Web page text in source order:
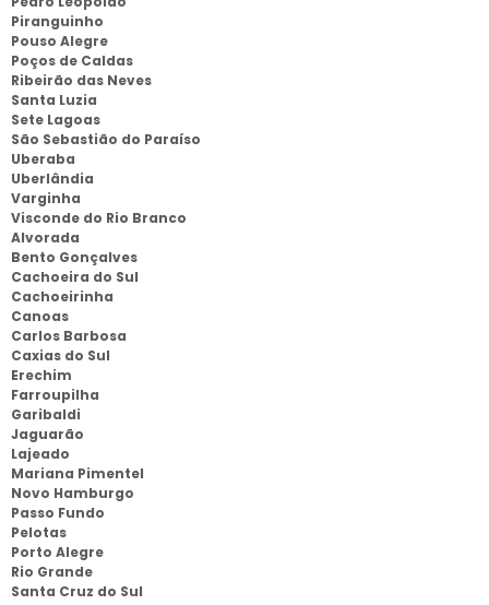
Piranguinho
Pouso Alegre
Poços de Caldas
Ribeirão das Neves
Santa Luzia
Sete Lagoas
São Sebastião do Paraíso
Uberaba
Uberlândia
Varginha
Visconde do Rio Branco
Alvorada
Bento Gonçalves
Cachoeira do Sul
Cachoeirinha
Canoas
Carlos Barbosa
Caxias do Sul
Erechim
Farroupilha
Garibaldi
Jaguarão
Lajeado
Mariana Pimentel
Novo Hamburgo
Passo Fundo
Pelotas
Porto Alegre
Rio Grande
Santa Cruz do Sul